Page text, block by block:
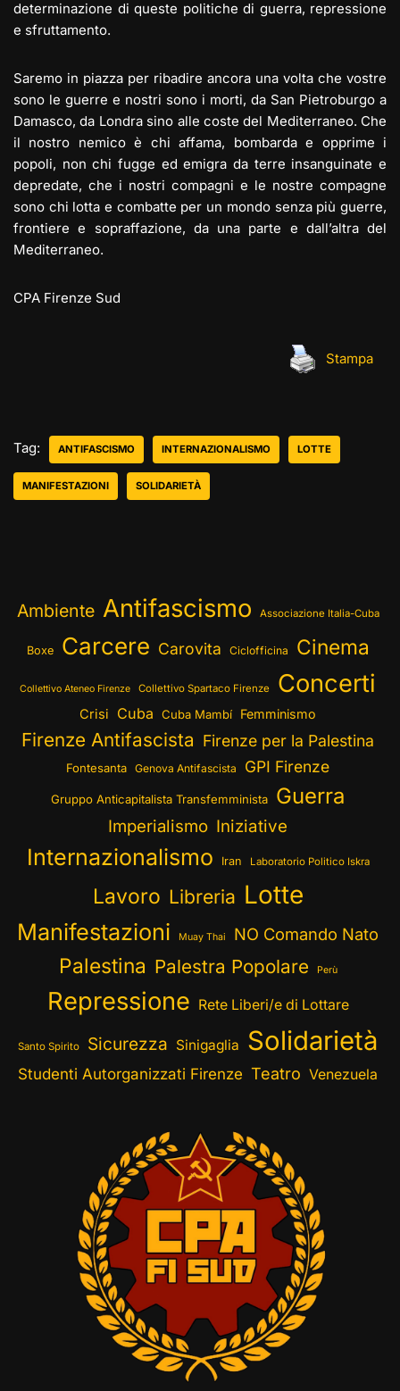
determinazione di queste politiche di guerra, repressione
e sfruttamento.
Saremo in piazza per ribadire ancora una volta che vostre
sono le guerre e nostri sono i morti, da San Pietroburgo a
Damasco, da Londra sino alle coste del Mediterraneo. Che
il nostro nemico è chi affama, bombarda e opprime i
popoli, non chi fugge ed emigra da terre insanguinate e
depredate, che i nostri compagni e le nostre compagne
sono chi lotta e combatte per un mondo senza più guerre,
frontiere e sopraffazione, da una parte e dall’altra del
Mediterraneo.
CPA Firenze Sud
Stampa
Tag: ANTIFASCISMO INTERNAZIONALISMO LOTTE
MANIFESTAZIONI SOLIDARIETÀ
Ambiente Antifascismo Associazione Italia-Cuba
Boxe Carcere Carovita Ciclofficina Cinema
Collettivo Ateneo Firenze Collettivo Spartaco Firenze Concerti
Crisi Cuba Cuba Mambí Femminismo
Firenze Antifascista Firenze per la Palestina
Fontesanta Genova Antifascista GPI Firenze
Gruppo Anticapitalista Transfemminista Guerra
Imperialismo Iniziative
Internazionalismo Iran Laboratorio Politico Iskra
Lavoro Libreria Lotte
Manifestazioni Muay Thai NO Comando Nato
Palestina Palestra Popolare Perù
Repressione Rete Liberi/e di Lottare
Santo Spirito Sicurezza Sinigaglia Solidarietà
Studenti Autorganizzati Firenze Teatro Venezuela